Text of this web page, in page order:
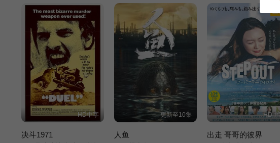
HD中字
决斗1971
更新至10集
人鱼
HD中
出走 哥哥的彼界